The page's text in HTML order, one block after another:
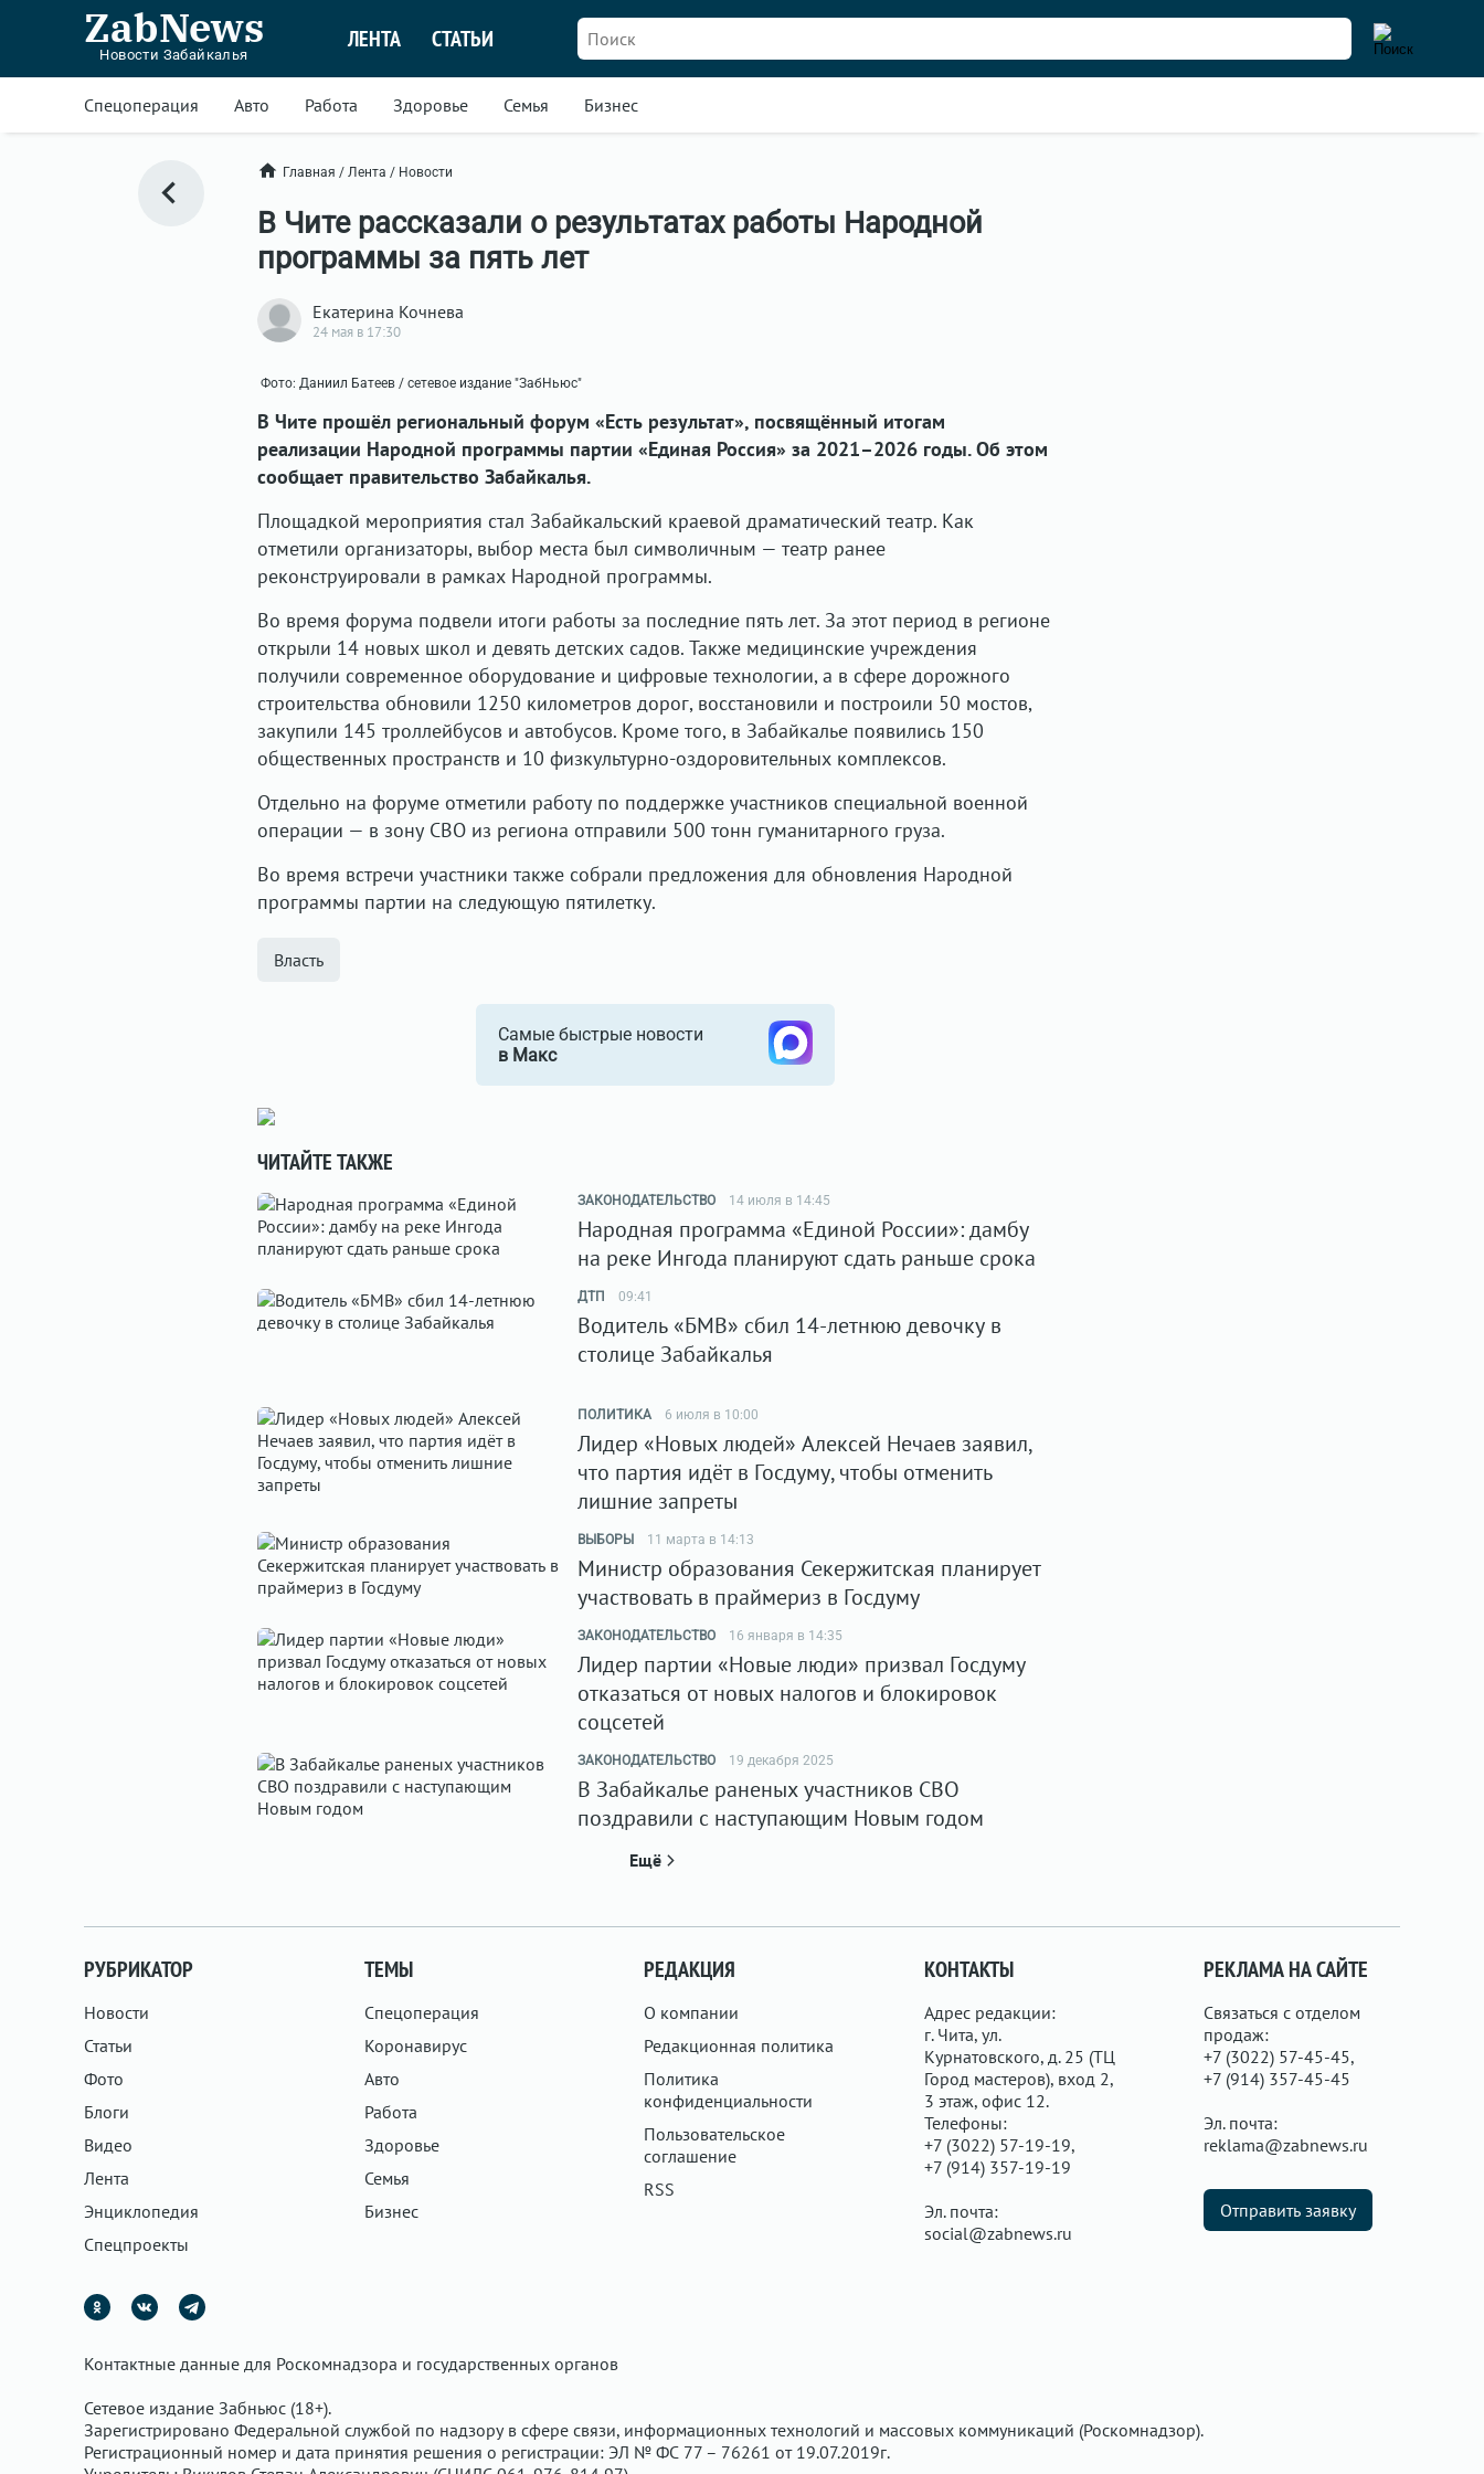
ZabNews
Новости Забайкалья
ЛЕНТА СТАТЬИ
Спецоперация Авто Работа Здоровье Семья Бизнес
Главная / Лента / Новости
В Чите рассказали о результатах работы Народной
программы за пять лет
Екатерина Кочнева
24 мая в 17:30
Фото: Даниил Батеев / сетевое издание "ЗабНьюс"
В Чите прошёл региональный форум «Есть результат», посвящённый итогам
реализации Народной программы партии «Единая Россия» за 2021–2026 годы. Об этом
сообщает правительство Забайкалья.
Площадкой мероприятия стал Забайкальский краевой драматический театр. Как
отметили организаторы, выбор места был символичным — театр ранее
реконструировали в рамках Народной программы.
Во время форума подвели итоги работы за последние пять лет. За этот период в регионе
открыли 14 новых школ и девять детских садов. Также медицинские учреждения
получили современное оборудование и цифровые технологии, а в сфере дорожного
строительства обновили 1250 километров дорог, восстановили и построили 50 мостов,
закупили 145 троллейбусов и автобусов. Кроме того, в Забайкалье появились 150
общественных пространств и 10 физкультурно-оздоровительных комплексов.
Отдельно на форуме отметили работу по поддержке участников специальной военной
операции — в зону СВО из региона отправили 500 тонн гуманитарного груза.
Во время встречи участники также собрали предложения для обновления Народной
программы партии на следующую пятилетку.
Власть
Самые быстрые новости
в Макс
ЧИТАЙТЕ ТАКЖЕ
ЗАКОНОДАТЕЛЬСТВО 14 июля в 14:45
Народная программа «Единой России»: дамбу
на реке Ингода планируют сдать раньше срока
ДТП 09:41
Водитель «БМВ» сбил 14-летнюю девочку в
столице Забайкалья
ПОЛИТИКА 6 июля в 10:00
Лидер «Новых людей» Алексей Нечаев заявил,
что партия идёт в Госдуму, чтобы отменить
лишние запреты
ВЫБОРЫ 11 марта в 14:13
Министр образования Секержитская планирует
участвовать в праймериз в Госдуму
ЗАКОНОДАТЕЛЬСТВО 16 января в 14:35
Лидер партии «Новые люди» призвал Госдуму
отказаться от новых налогов и блокировок
соцсетей
ЗАКОНОДАТЕЛЬСТВО 19 декабря 2025
В Забайкалье раненых участников СВО
поздравили с наступающим Новым годом
Ещё
РУБРИКАТОР
Новости
Статьи
Фото
Блоги
Видео
Лента
Энциклопедия
Спецпроекты
ТЕМЫ
Спецоперация
Коронавирус
Авто
Работа
Здоровье
Семья
Бизнес
РЕДАКЦИЯ
О компании
Редакционная политика
Политика
конфиденциальности
Пользовательское
соглашение
RSS
КОНТАКТЫ
Адрес редакции:
г. Чита, ул.
Курнатовского, д. 25 (ТЦ
Город мастеров), вход 2,
3 этаж, офис 12.
Телефоны:
+7 (3022) 57-19-19,
+7 (914) 357-19-19
Эл. почта:
social@zabnews.ru
РЕКЛАМА НА САЙТЕ
Связаться с отделом
продаж:
+7 (3022) 57-45-45,
+7 (914) 357-45-45
Эл. почта:
reklama@zabnews.ru
Отправить заявку
Контактные данные для Роскомнадзора и государственных органов
Сетевое издание Забньюс (18+).
Зарегистрировано Федеральной службой по надзору в сфере связи, информационных технологий и массовых коммуникаций (Роскомнадзор).
Регистрационный номер и дата принятия решения о регистрации: ЭЛ № ФС 77 – 76261 от 19.07.2019г.